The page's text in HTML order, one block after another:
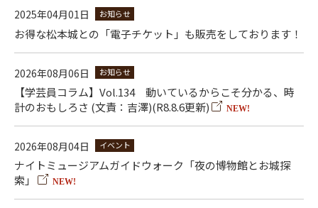
2025年04月01日 お知らせ
お得な松本城との「電子チケット」も販売をしております！
2026年08月06日 お知らせ
【学芸員コラム】Vol.134 動いているからこそ分かる、時
計のおもしろさ (文責：吉澤)(R8.8.6更新)
NEW!
2026年08月04日 イベント
ナイトミュージアムガイドウォーク「夜の博物館とお城探
索」
NEW!